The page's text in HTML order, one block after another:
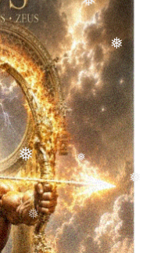
❅
❅
❅
❅ ❅
❅